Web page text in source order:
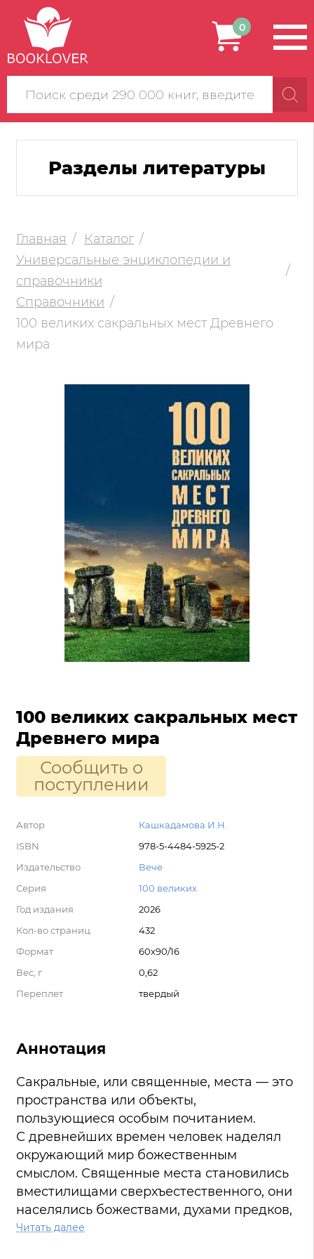
Поиск
по
сайту
0
Разделы литературы
Главная
Каталог
Универсальные энциклопедии и
справочники
Справочники
100 великих сакральных мест Древнего
мира
100 великих сакральных мест
Древнего мира
Сообщить о
поступлении
Автор
Кашкадамова И.Н.
ISBN
978-5-4484-5925-2
Издательство
Вече
Серия
100 великих
Год издания
2026
Кол-во страниц
432
Формат
60х90/16
Вес, г
0,62
Переплет
твердый
Аннотация
Сакральные, или священные, места — это
пространства или объекты,
пользующиеся особым почитанием.
С древнейших времен человек наделял
окружающий мир божественным
смыслом. Священные места становились
вместилищами сверхъестественного, они
населялись божествами, духами предков,
становились храмовыми центрами.
Читать далее